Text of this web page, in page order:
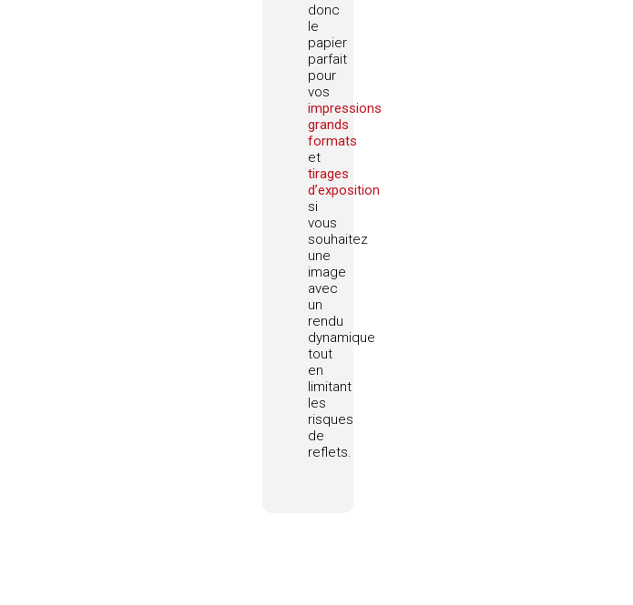
donc
le
papier
parfait
pour
vos
impressions
grands
formats
et
tirages
d’exposition
si
vous
souhaitez
une
image
avec
un
rendu
dynamique
tout
en
limitant
les
risques
de
reflets.